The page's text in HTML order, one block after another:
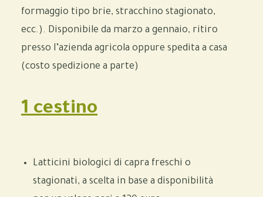
formaggio tipo brie, stracchino stagionato,
ecc.). Disponibile da marzo a gennaio, ritiro
presso l’azienda agricola oppure spedita a casa
(costo spedizione a parte)
1 cestino
Latticini biologici di capra freschi o
stagionati, a scelta in base a disponibilità